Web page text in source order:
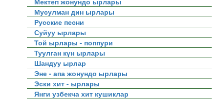
Мусулман дин ырлары
Русские песни
Суйуу ырлары
Той ырлары - поппури
Туулган күн ырлары
Шандуу ырлар
Эне - апа жонундо ырлары
Эски хит - ырлары
Янги узбекча хит кушиклар